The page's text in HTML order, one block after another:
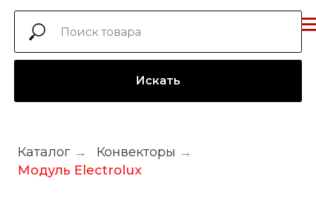
Искать
Каталог → Конвекторы →
Модуль Electrolux